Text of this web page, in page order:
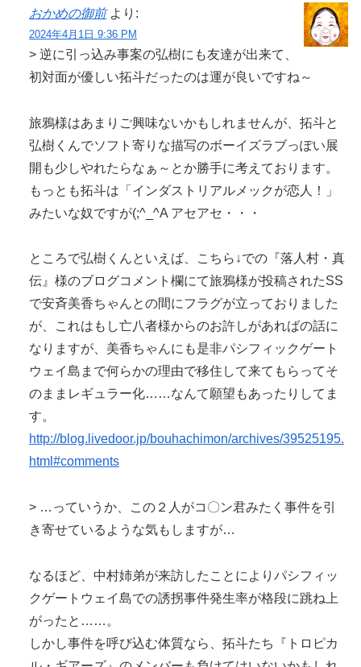
おかめの御前 より:
2024年4月1日 9:36 PM
> 逆に引っ込み事案の弘樹にも友達が出来て、
初対面が優しい拓斗だったのは運が良いですね～
旅鴉様はあまりご興味ないかもしれませんが、拓斗と
弘樹くんでソフト寄りな描写のボーイズラブっぽい展
開も少しやれたらなぁ～とか勝手に考えております。
もっとも拓斗は「インダストリアルメックが恋人！」
みたいな奴ですが(;^_^A アセアセ・・・
ところで弘樹くんといえば、こちら↓での『落人村・真
伝』様のブログコメント欄にて旅鴉様が投稿されたSS
で安斉美香ちゃんとの間にフラグが立っておりました
が、これはもし亡八者様からのお許しがあればの話に
なりますが、美香ちゃんにも是非パシフィックゲート
ウェイ島まで何らかの理由で移住して来てもらってそ
のままレギュラー化……なんて願望もあったりしてま
す。
http://blog.livedoor.jp/bouhachimon/archives/39525195.
html#comments
> …っていうか、この２人がコ〇ン君みたく事件を引
き寄せているような気もしますが…
なるほど、中村姉弟が来訪したことによりパシフィッ
クゲートウェイ島での誘拐事件発生率が格段に跳ね上
がったと……。
しかし事件を呼び込む体質なら、拓斗たち『トロピカ